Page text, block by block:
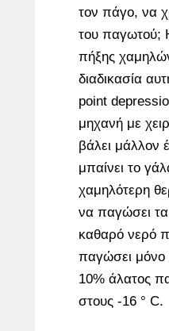
τον πάγο, να
του παγωτού;
πήξης
διαδικασία
point
μηχανή με
βάλει μάλλον
μπαίνει το
χαμηλότερη
να παγώσει
καθαρό νερό
παγώσει μόνο
10% άλατος
στους -16 ° C.